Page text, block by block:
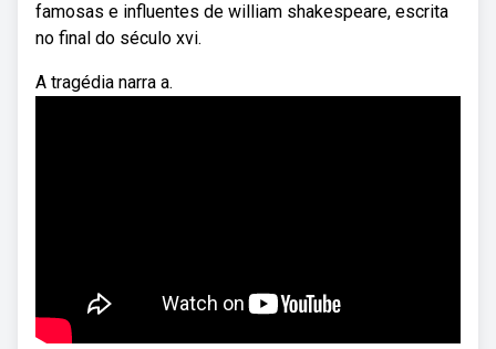
famosas e influentes de william shakespeare, escrita
no final do século xvi.
A tragédia narra a.